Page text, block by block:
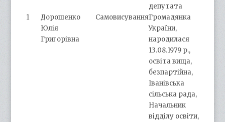
депутата
1
Дорошенко
Юлія
Григорівна
СамовисуванняГромадянка
України,
народилася
13.08.1979 р.,
освіта вища,
безпартійна,
Іванівська
сільська рада,
Начальник
відділу освіти,